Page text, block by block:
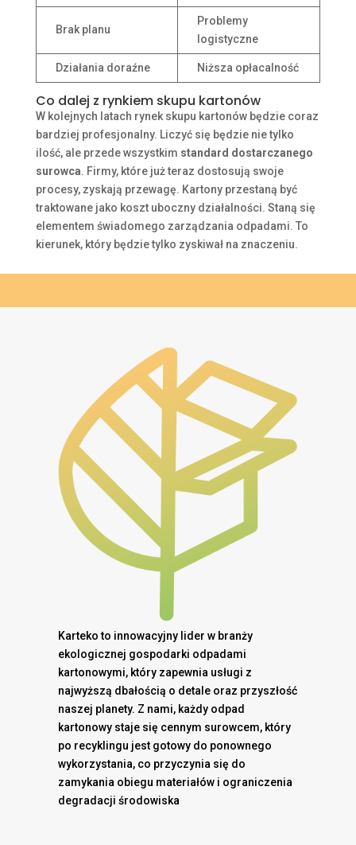
Brak planu
Problemy
logistyczne
Działania doraźne Niższa opłacalność
Co dalej z rynkiem skupu kartonów
W kolejnych latach rynek skupu kartonów będzie coraz
bardziej profesjonalny. Liczyć się będzie nie tylko
ilość, ale przede wszystkim standard dostarczanego
surowca. Firmy, które już teraz dostosują swoje
procesy, zyskają przewagę. Kartony przestaną być
traktowane jako koszt uboczny działalności. Staną się
elementem świadomego zarządzania odpadami. To
kierunek, który będzie tylko zyskiwał na znaczeniu.
Karteko to innowacyjny lider w branży
ekologicznej gospodarki odpadami
kartonowymi, który zapewnia usługi z
najwyższą dbałością o detale oraz przyszłość
naszej planety. Z nami, każdy odpad
kartonowy staje się cennym surowcem, który
po recyklingu jest gotowy do ponownego
wykorzystania, co przyczynia się do
zamykania obiegu materiałów i ograniczenia
degradacji środowiska